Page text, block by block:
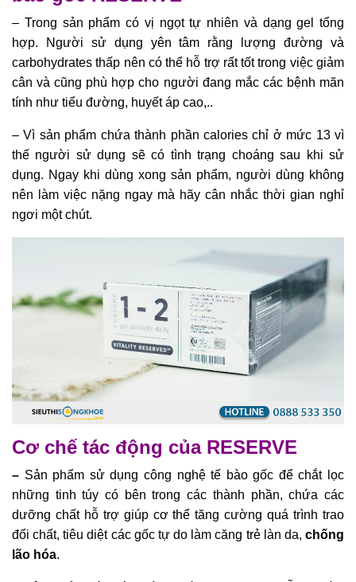
– Trong sản phẩm có vị ngọt tự nhiên và dạng gel tổng
hợp. Người sử dụng yên tâm rằng lượng đường và
carbohydrates thấp nên có thể hỗ trợ rất tốt trong việc giảm
cân và cũng phù hợp cho người đang mắc các bệnh mãn
tính như tiểu đường, huyết áp cao,..
– Vì sản phẩm chứa thành phần calories chỉ ở mức 13 vì
thế người sử dụng sẽ có tình trạng choáng sau khi sử
dụng. Ngay khi dùng xong sản phẩm, người dùng không
nên làm việc nặng ngay mà hãy cân nhắc thời gian nghỉ
ngơi một chút.
Cơ chế tác động của RESERVE
– Sản phẩm sử dụng công nghệ tế bào gốc để chắt lọc
những tinh túy có bên trong các thành phần, chứa các
dưỡng chất hỗ trợ giúp cơ thể tăng cường quá trình trao
đổi chất, tiêu diệt các gốc tự do làm căng trẻ làn da, chống
lão hóa.